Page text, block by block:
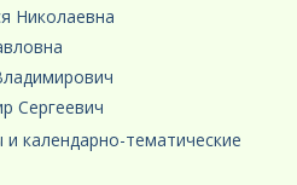
Николаевна
Сергеевич
календарно-тематические